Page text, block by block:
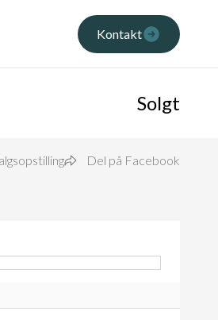
Kontakt
Solgt
Del på Facebook